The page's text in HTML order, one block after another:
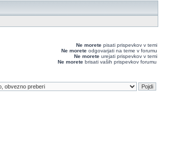
Ne morete pisati prispevkov v temi
Ne morete odgovarjati na teme v forumu
Ne morete urejati prispevkov v temi
Ne morete brisati vaših prispevkov forumu